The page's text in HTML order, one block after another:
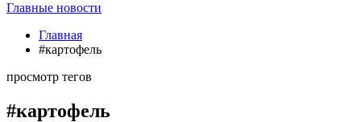
Главные новости
Главная
#картофель
просмотр тегов
#картофель